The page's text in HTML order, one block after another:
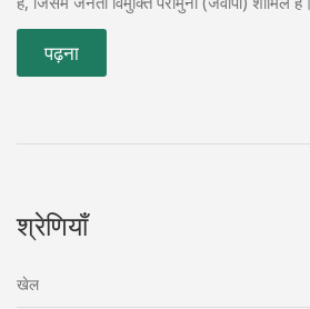
और गरीब समर्थक नीतियों पर जोर दिया है।
पढ़ना
श्रेणियाँ
खेल